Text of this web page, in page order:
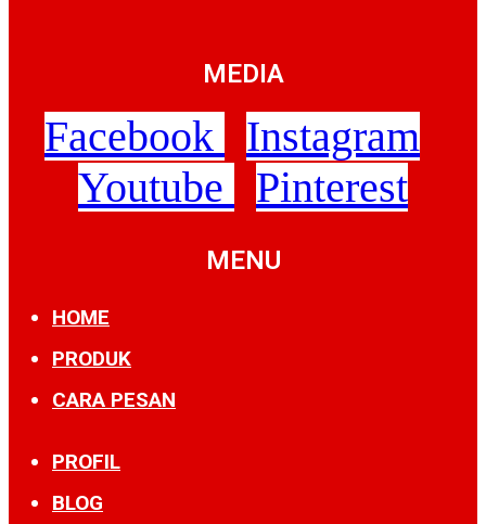
MEDIA
Facebook
Instagram
Youtube
Pinterest
MENU
HOME
PRODUK
CARA PESAN
PROFIL
BLOG